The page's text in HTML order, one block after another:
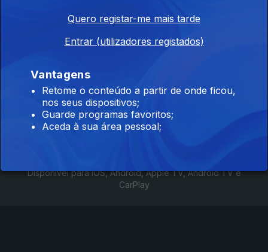
OutSystems
Instale a aplicaçãoRTP Play
Disponível para iOS, Android, Apple TV, Android TV e
CarPlay
Quero registar-me mais tarde
Entrar (utilizadores registados)
Vantagens
Retome o conteúdo a partir de onde ficou,
nos seus dispositivos;
Guarde programas favoritos;
Aceda à sua área pessoal;